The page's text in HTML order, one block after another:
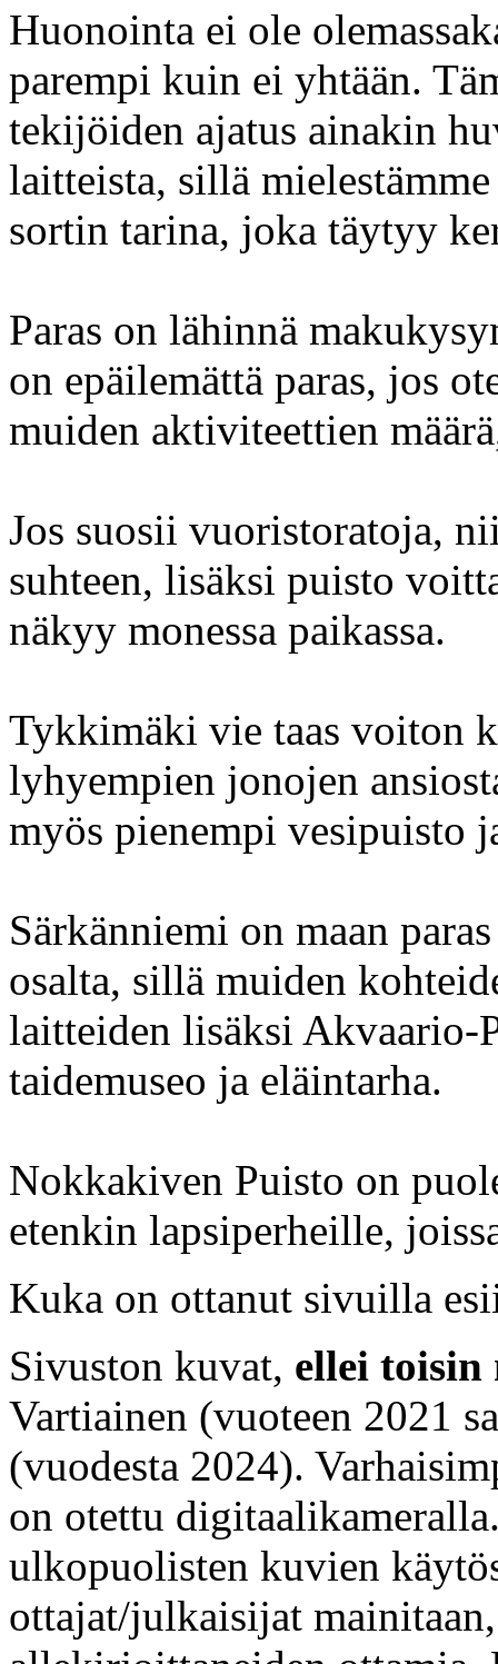
Huonointa ei ole
parempi kuin ei yhtään.
tekijöiden ajatus ainakin
laitteista, sillä
sortin tarina, joka täytyy
Paras on lähinnä
on epäilemättä paras, jos
muiden aktiviteettien
Jos suosii vuoristoratoja,
suhteen, lisäksi puisto
näkyy monessa paikassa.
Tykkimäki vie taas voiton
lyhyempien jonojen
myös pienempi vesipuisto
Särkänniemi on maan
osalta, sillä muiden
laitteiden lisäksi Akvaario-
taidemuseo ja eläintarha.
Nokkakiven Puisto on
etenkin lapsiperheille,
Kuka on ottanut sivuilla
Sivuston kuvat, ellei toisin
Vartiainen (vuoteen 2021
(vuodesta 2024).
on otettu
ulkopuolisten kuvien
ottajat/julkaisijat